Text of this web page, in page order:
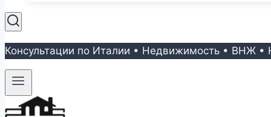
Консультации по Италии • Недвижимость • ВНЖ •